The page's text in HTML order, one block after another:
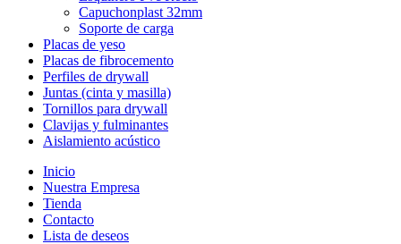
Capuchonplast 32mm
Soporte de carga
Placas de yeso
Placas de fibrocemento
Perfiles de drywall
Juntas (cinta y masilla)
Tornillos para drywall
Clavijas y fulminantes
Aislamiento acústico
Inicio
Nuestra Empresa
Tienda
Contacto
Lista de deseos